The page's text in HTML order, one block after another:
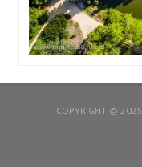
COPYRIGHT © 2025